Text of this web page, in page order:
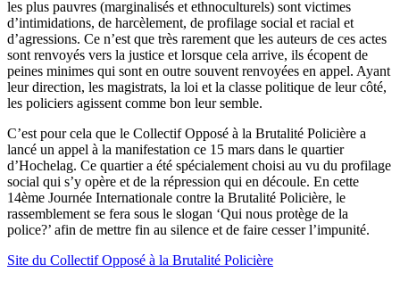
les plus pauvres (marginalisés et ethnoculturels) sont victimes
d’intimidations, de harcèlement, de profilage social et racial et
d’agressions. Ce n’est que très rarement que les auteurs de ces actes
sont renvoyés vers la justice et lorsque cela arrive, ils écopent de
peines minimes qui sont en outre souvent renvoyées en appel. Ayant
leur direction, les magistrats, la loi et la classe politique de leur côté,
les policiers agissent comme bon leur semble.
C’est pour cela que le Collectif Opposé à la Brutalité Policière a
lancé un appel à la manifestation ce 15 mars dans le quartier
d’Hochelag. Ce quartier a été spécialement choisi au vu du profilage
social qui s’y opère et de la répression qui en découle. En cette
14ème Journée Internationale contre la Brutalité Policière, le
rassemblement se fera sous le slogan ‘Qui nous protège de la
police?’ afin de mettre fin au silence et de faire cesser l’impunité.
Site du Collectif Opposé à la Brutalité Policière